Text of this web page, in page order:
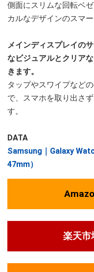
側面にスリムな回転ベ
カルなデザインのスマ
メインディスプレイの
なビジュアルとクリア
きます。
タップやスワイプなど
で、スマホを取り出さ
す。
DATA
Samsung｜Galaxy
47mm）
楽天市